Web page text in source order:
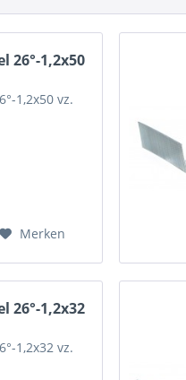
26°-1,2x50
1,2x50 vz.
Merken
26°-1,2x32
1,2x32 vz.